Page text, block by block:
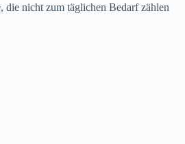
die nicht zum täglichen Bedarf zählen